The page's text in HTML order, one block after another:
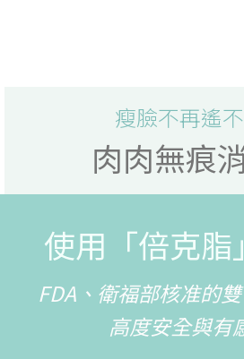
瘦臉不再遙
肉肉無痕
使用「倍克脂
FDA、衛福部核准的
高度安全與有